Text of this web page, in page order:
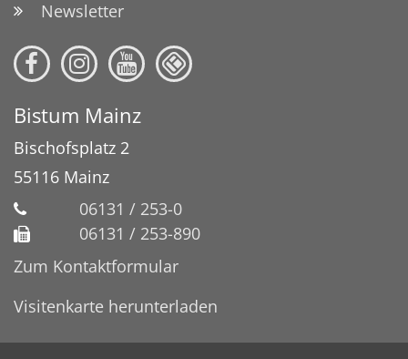
Newsletter
Bistum Mainz
Bischofsplatz 2
55116 Mainz
06131 / 253-0
06131 / 253-890
Zum Kontaktformular
Visitenkarte herunterladen